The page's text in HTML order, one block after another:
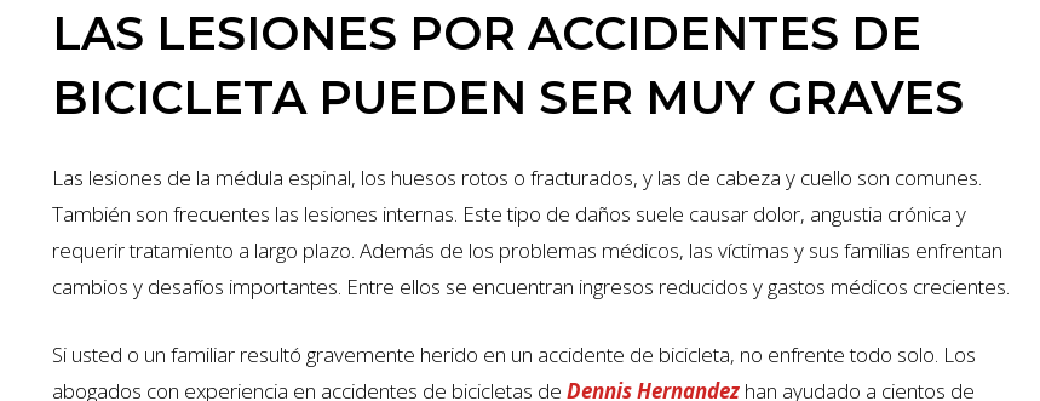
LAS LESIONES POR ACCIDENTES DE
BICICLETA PUEDEN SER MUY GRAVES
Las lesiones de la médula espinal, los huesos rotos o fracturados, y las de cabeza y cuello son comunes.
También son frecuentes las lesiones internas. Este tipo de daños suele causar dolor, angustia crónica y
requerir tratamiento a largo plazo. Además de los problemas médicos, las víctimas y sus familias enfrentan
cambios y desafíos importantes. Entre ellos se encuentran ingresos reducidos y gastos médicos crecientes.
Si usted o un familiar resultó gravemente herido en un accidente de bicicleta, no enfrente todo solo. Los
abogados con experiencia en accidentes de bicicletas de Dennis Hernandezhan ayudado a cientos de
$1.35 MILLIONES
ACCIDENTE DE AUTO
$7 MILLIONES
ACCIDENTE DE AUTO